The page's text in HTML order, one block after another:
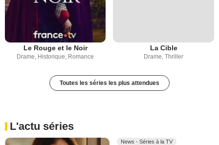
Le Rouge et le Noir
Drame, Historique, Romance
La Cible
Drame, Thriller
Toutes les séries les plus attendues
L'actu séries
News - Séries à la TV